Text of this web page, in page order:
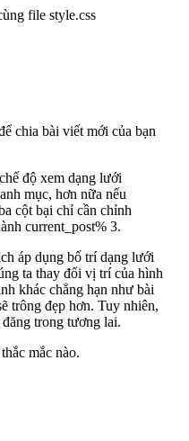
file style.css
chia bài viết mới của bạn
độ xem dạng lưới
mục, hơn nữa nếu
cột bại chỉ cần chỉnh
current_post% 3.
áp dụng bố trí dạng lưới
ta thay đổi vị trí của hình
khác chẳng hạn như bài
trông đẹp hơn. Tuy nhiên,
trong tương lai.
mắc nào.